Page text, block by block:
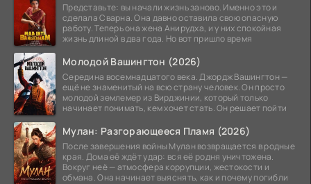
Представьте: вы начали жизнь заново. Именно это и
сделала Сварна. Она давно оставила свою опасную
работу. Теперь она жена Анирудха, и у них спокойная
жизнь длиной в два года. Но вот пришло время
Молодой Вашингтон (2026)
Середина восемнадцатого века. Джордж Вашингтон —
ещё не знаменитый на всю страну человек. Он просто
молодой землемер из Вирджинии, который только
начинает понимать, кем хочет стать. Он решает пойти
Мулан: Разгорающееся Пламя (2026)
После завершения войны Мулан возвращается в родные
края. Дома её ждёт удар: вся её родня уничтожена.
Вокруг неё — атмосфера коррупции, жестокости и
обмана. Она начинает выяснять, как и почему погибли